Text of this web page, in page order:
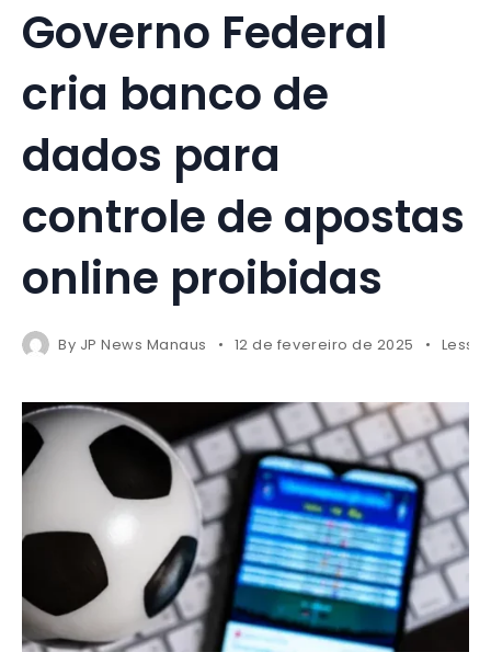
Governo Federal
cria banco de
dados para
controle de apostas
online proibidas
By JP News Manaus 12 de fevereiro de 2025 Less